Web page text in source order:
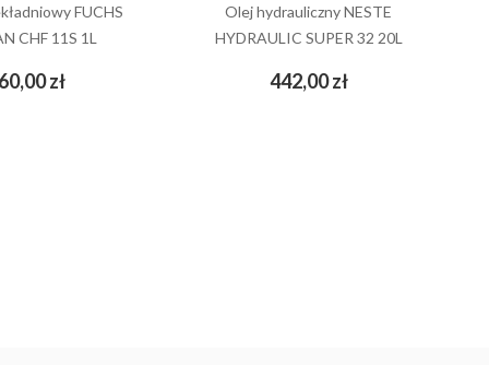
FUCHS
CHF 11S 1L
60,00 złCena
add_shopping_cart
Olej hydrauliczny NESTE
HYDRAULIC SUPER 32 20L
442,00 złCena
add_shopping_cart